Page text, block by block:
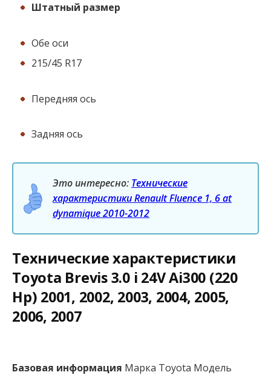
Штатный размер
Обе оси
215/45 R17
Передняя ось
Задняя ось
Это интересно: Технические
характеристики Renault Fluence 1, 6 at
dynamique 2010-2012
Технические характеристики
Toyota Brevis 3.0 i 24V Ai300 (220
Hp) 2001, 2002, 2003, 2004, 2005,
2006, 2007
Базовая информация Марка Toyota Модель